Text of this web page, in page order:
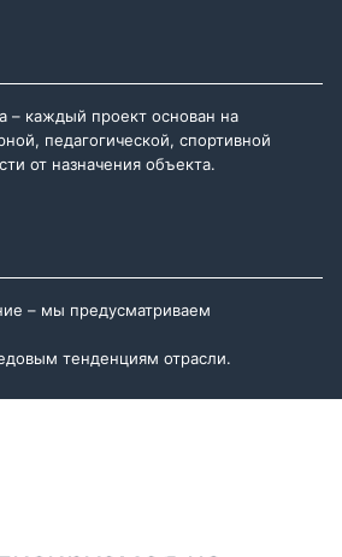
– каждый проект основан на
педагогической, спортивной
от назначения объекта.
– мы предусматриваем
тенденциям отрасли.